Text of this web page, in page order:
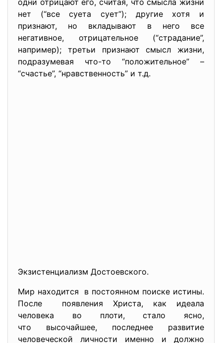
одни отрицают его, считая, что смысла жизни
нет (“все суета сует”); другие хотя и
признают, но вкладывают в него все
негативное, отрицательное (“страдание”,
например); третьи признают смысл жизни,
подразумевая что-то “положительное” –
“счастье”, “нравственность” и т.д.
Экзистенциализм Достоевского.
Мир находится в постоянном поиске истины.
После появления Христа, как идеала
человека во плоти, стало ясно,
что высочайшее, последнее развитие
человеческой личности именно и должно